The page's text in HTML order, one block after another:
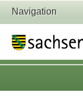
Navigation